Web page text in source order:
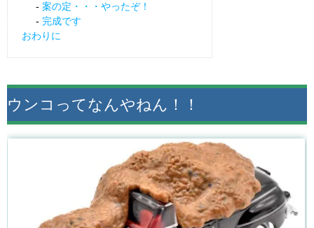
案の定・・・やったぞ！
完成です
おわりに
ウンコってなんやねん！！